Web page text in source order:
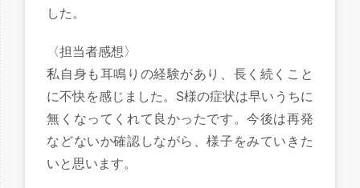
した。
〈担当者感想〉
私自身も耳鳴りの経験があり、長く続くこと
に不快を感じました。S様の症状は早いうちに
無くなってくれて良かったです。今後は再発
などないか確認しながら、様子をみていきた
いと思います。